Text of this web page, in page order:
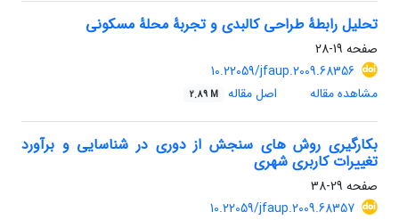
تحلیل رابطۀ طراحی کالبدی و تجربۀ محلۀ مسکونی
صفحه 19-28
10.22059/jfaup.2009.68356
مشاهده مقاله
اصل مقاله 2.89 M
بکارگیری روش های سنجش از دوری در شناسایی و برآورد
تغییرات کاربری شهری
صفحه 29-38
10.22059/jfaup.2009.68357